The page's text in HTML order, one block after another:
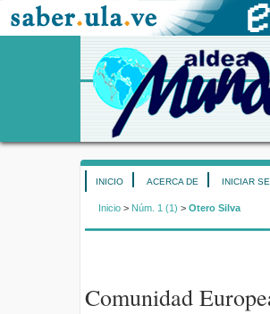
INICIO ACERCA DE INICIAR
Inicio > Núm. 1 (1) > Otero Silva
Comunidad